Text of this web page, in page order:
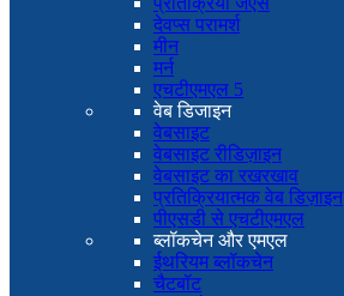
देवप्स परामर्श
मीन
मर्न
एचटीएमएल 5
वेब डिजाइन
वेबसाइट
वेबसाइट रीडिज़ाइन
वेबसाइट का रखरखाव
प्रतिक्रियात्मक वेब डिज़ाइन
पीएसडी से एचटीएमएल
ब्लॉकचेन और एमएल
ईथरियम ब्लॉकचेन
चैटबॉट